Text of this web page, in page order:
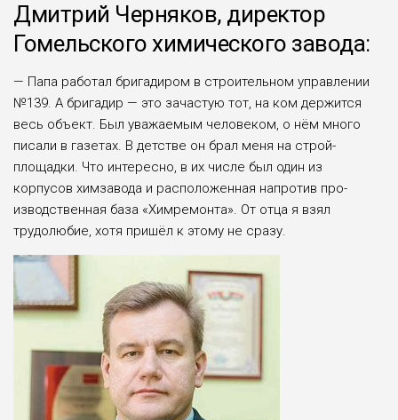
Дмитрий Черняков, директор
Гомельского химического завода:
— Папа работал бригади­ром в строительном управле­нии
№139. А бригадир — это зачастую тот, на ком держится
весь объект. Был уважаемым человеком, о нём много
писали в газетах. В детстве он брал меня на строй­
площадки. Что интересно, в их числе был один из
корпусов химза­вода и расположенная напротив про­
изводственная база «Химремонта». От отца я взял
трудолюбие, хотя пришёл к это­му не сразу.